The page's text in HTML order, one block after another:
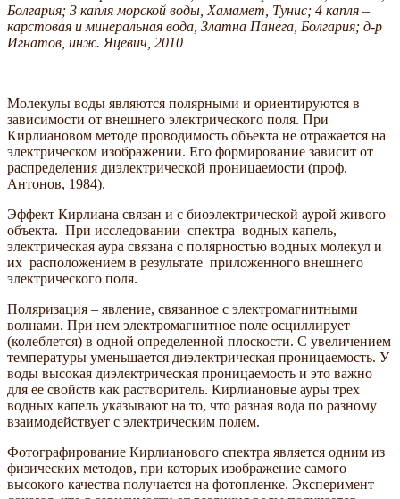
Болгария; 3 капля морской воды, Хамамет, Тунис; 4 капля –
карстовая и минеральная вода, Златна Панега, Болгария; д-р
Игнатов, инж. Яцевич, 2010
Молекулы воды являются полярными и ориентируются в
зависимости от внешнего электрического поля. При
Кирлиановом методе проводимость объекта не отражается на
электрическом изображении. Его формирование зависит от
распределения диэлектрической проницаемости (проф.
Антонов, 1984).
Эффект Кирлиана связан и с биоэлектрической аурой живого
объекта. При исследовании спектра водных капель,
электрическая аура связана с полярностью водных молекул и
их расположением в результате приложенного внешнего
электрического поля.
Поляризация – явление, связанное с электромагнитными
волнами. При нем электромагнитное поле осциллирует
(колеблется) в одной определенной плоскости. С увеличением
температуры уменьшается диэлектрическая проницаемость. У
воды высокая диэлектрическая проницаемость и это важно
для ее свойств как растворитель. Кирлиановые ауры трех
водных капель указывают на то, что разная вода по разному
взаимодействует с электрическим полем.
Фотографирование Кирлианового спектра является одним из
физических методов, при которых изображение самого
высокого качества получается на фотопленке. Эксперимент